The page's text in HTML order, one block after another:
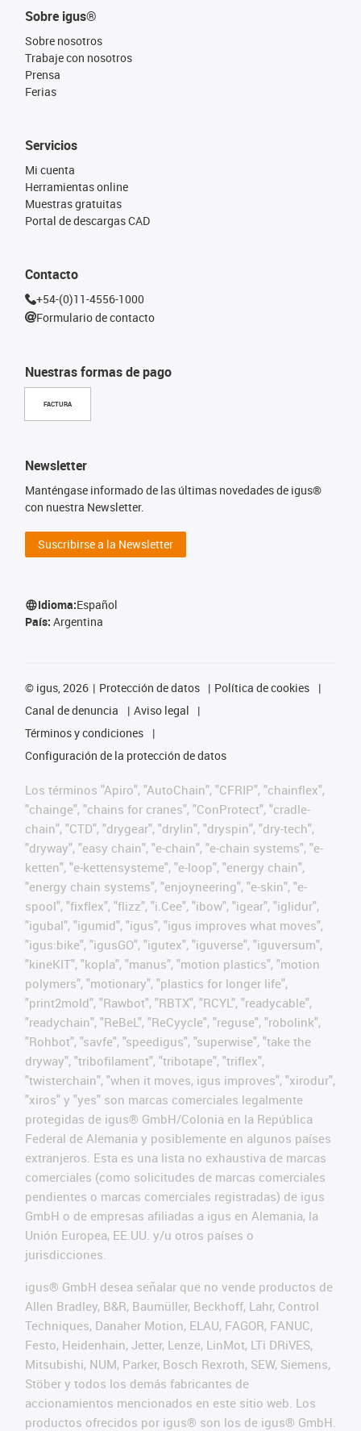
Sobre igus®
Sobre nosotros
Trabaje con nosotros
Prensa
Ferias
Nuestras formas de pago
FACTURA
Servicios
Mi cuenta
Herramientas online
Muestras gratuitas
Portal de descargas CAD
Contacto
+54-(0)11-4556-1000
Formulario de contacto
Newsletter
Manténgase informado de las últimas novedades de igus®
con nuestra Newsletter.
Suscribirse a la Newsletter
Idioma:Español
País: Argentina
© igus, 2026 Protección de datos
Política de cookies
Canal de denuncia
Aviso legal
Términos y condiciones
Configuración de la protección de datos
Los términos "Apiro", "AutoChain", "CFRIP", "chainflex",
"chainge", "chains for cranes", "ConProtect", "cradle-
chain", "CTD", "drygear", "drylin", "dryspin", "dry-tech",
"dryway", "easy chain", "e-chain", "e-chain systems", "e-
ketten", "e-kettensysteme", "e-loop", "energy chain",
"energy chain systems", "enjoyneering", "e-skin", "e-
spool", "fixflex", "flizz", "i.Cee", "ibow", "igear", "iglidur",
"igubal", "igumid", "igus", "igus improves what moves",
"igus:bike", "igusGO", "igutex", "iguverse", "iguversum",
"kineKIT", "kopla", "manus", "motion plastics", "motion
polymers", "motionary", "plastics for longer life",
"print2mold", "Rawbot", "RBTX", "RCYL", "readycable",
"readychain", "ReBeL", "ReCyycle", "reguse", "robolink",
"Rohbot", "savfe", "speedigus", "superwise", "take the
dryway", "tribofilament", "tribotape", "triflex",
"twisterchain", "when it moves, igus improves", "xirodur",
"xiros" y "yes" son marcas comerciales legalmente
protegidas de igus® GmbH/Colonia en la República
Federal de Alemania y posiblemente en algunos países
extranjeros. Esta es una lista no exhaustiva de marcas
comerciales (como solicitudes de marcas comerciales
pendientes o marcas comerciales registradas) de igus
GmbH o de empresas afiliadas a igus en Alemania, la
Unión Europea, EE.UU. y/u otros países o
jurisdicciones.
igus® GmbH desea señalar que no vende productos de
Allen Bradley, B&R, Baumüller, Beckhoff, Lahr, Control
Techniques, Danaher Motion, ELAU, FAGOR, FANUC,
Festo, Heidenhain, Jetter, Lenze, LinMot, LTi DRiVES,
Mitsubishi, NUM, Parker, Bosch Rexroth, SEW, Siemens,
Stöber y todos los demás fabricantes de
accionamientos mencionados en este sitio web. Los
productos ofrecidos por igus® son los de igus® GmbH.